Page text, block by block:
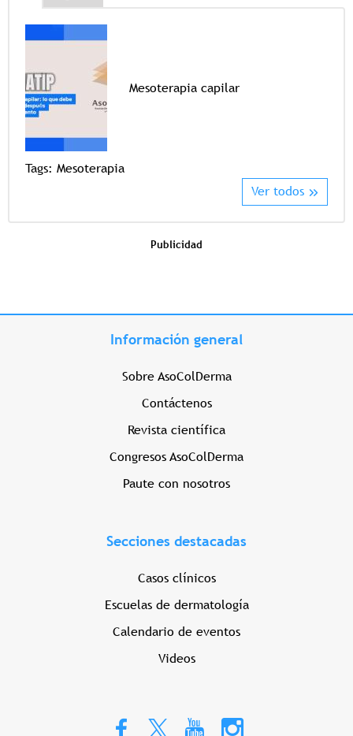
Mesoterapia capilar
Tags: Mesoterapia
Ver todos
Publicidad
Información general
Sobre AsoColDerma
Contáctenos
Revista científica
Congresos AsoColDerma
Paute con nosotros
Secciones destacadas
Casos clínicos
Escuelas de dermatología
Calendario de eventos
Videos